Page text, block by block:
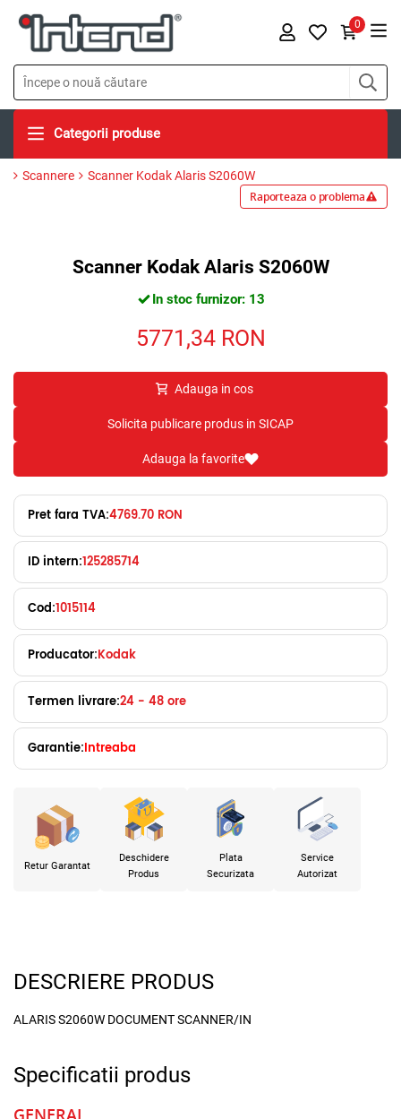
0
Categorii produse
Scannere Scanner Kodak Alaris S2060W
Raporteaza o problema
Scanner Kodak Alaris S2060W
In stoc furnizor: 13
5771,34 RON
Adauga in cos
Solicita publicare produs in SICAP
Adauga la favorite
Pret fara TVA:4769.70 RON
ID intern:125285714
Cod:1015114
Producator:Kodak
Termen livrare:24 - 48 ore
Garantie:Intreaba
Retur Garantat
Deschidere
Produs
Plata
Securizata
Service
Autorizat
DESCRIERE PRODUS
ALARIS S2060W DOCUMENT SCANNER/IN
Specificatii produs
GENERAL